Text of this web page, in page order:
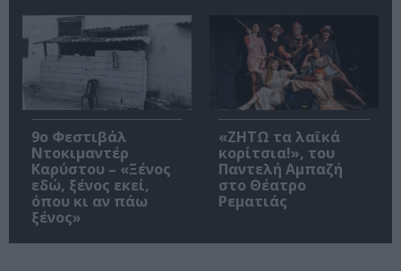
9ο Φεστιβάλ
Ντοκιμαντέρ
Καρύστου – «Ξένος
εδώ, ξένος εκεί,
όπου κι αν πάω
ξένος»
«ΖΗΤΩ τα λαϊκά
κορίτσια!», του
Παντελή Αμπαζή
στο Θέατρο
Ρεματιάς